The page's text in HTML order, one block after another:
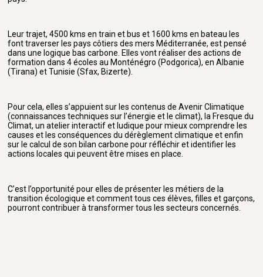
Leur trajet, 4500 kms en train et bus et 1600 kms en bateau les
font traverser les pays côtiers des mers Méditerranée, est pensé
dans une logique bas carbone. Elles vont réaliser des actions de
formation dans 4 écoles au Monténégro (Podgorica), en Albanie
(Tirana) et Tunisie (Sfax, Bizerte).
Pour cela, elles s’appuient sur les contenus de Avenir Climatique
(connaissances techniques sur l’énergie et le climat), la Fresque du
Climat, un atelier interactif et ludique pour mieux comprendre les
causes et les conséquences du dérèglement climatique et enfin
sur le calcul de son bilan carbone pour réfléchir et identifier les
actions locales qui peuvent être mises en place.
C’est l’opportunité pour elles de présenter les métiers de la
transition écologique et comment tous ces élèves, filles et garçons,
pourront contribuer à transformer tous les secteurs concernés.